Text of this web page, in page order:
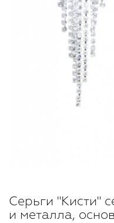
Серьги "Кисти"
и металла,